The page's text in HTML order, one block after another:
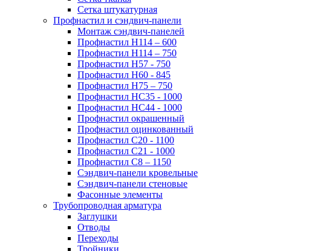
Сетка штукатурная
Профнастил и сэндвич-панели
Монтаж сэндвич-панелей
Профнастил Н114 – 600
Профнастил Н114 – 750
Профнастил Н57 - 750
Профнастил Н60 - 845
Профнастил Н75 – 750
Профнастил НС35 - 1000
Профнастил НС44 - 1000
Профнастил окрашенный
Профнастил оцинкованный
Профнастил С20 - 1100
Профнастил С21 - 1000
Профнастил С8 – 1150
Сэндвич-панели кровельные
Сэндвич-панели стеновые
Фасонные элементы
Трубопроводная арматура
Заглушки
Отводы
Переходы
Тройники